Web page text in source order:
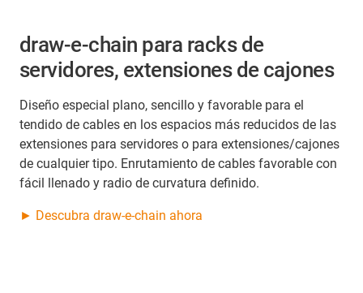
draw-e-chain para racks de
servidores, extensiones de cajones
Diseño especial plano, sencillo y favorable para el
tendido de cables en los espacios más reducidos de las
extensiones para servidores o para extensiones/cajones
de cualquier tipo. Enrutamiento de cables favorable con
fácil llenado y radio de curvatura definido.
​► Descubra draw-e-chain ahora​